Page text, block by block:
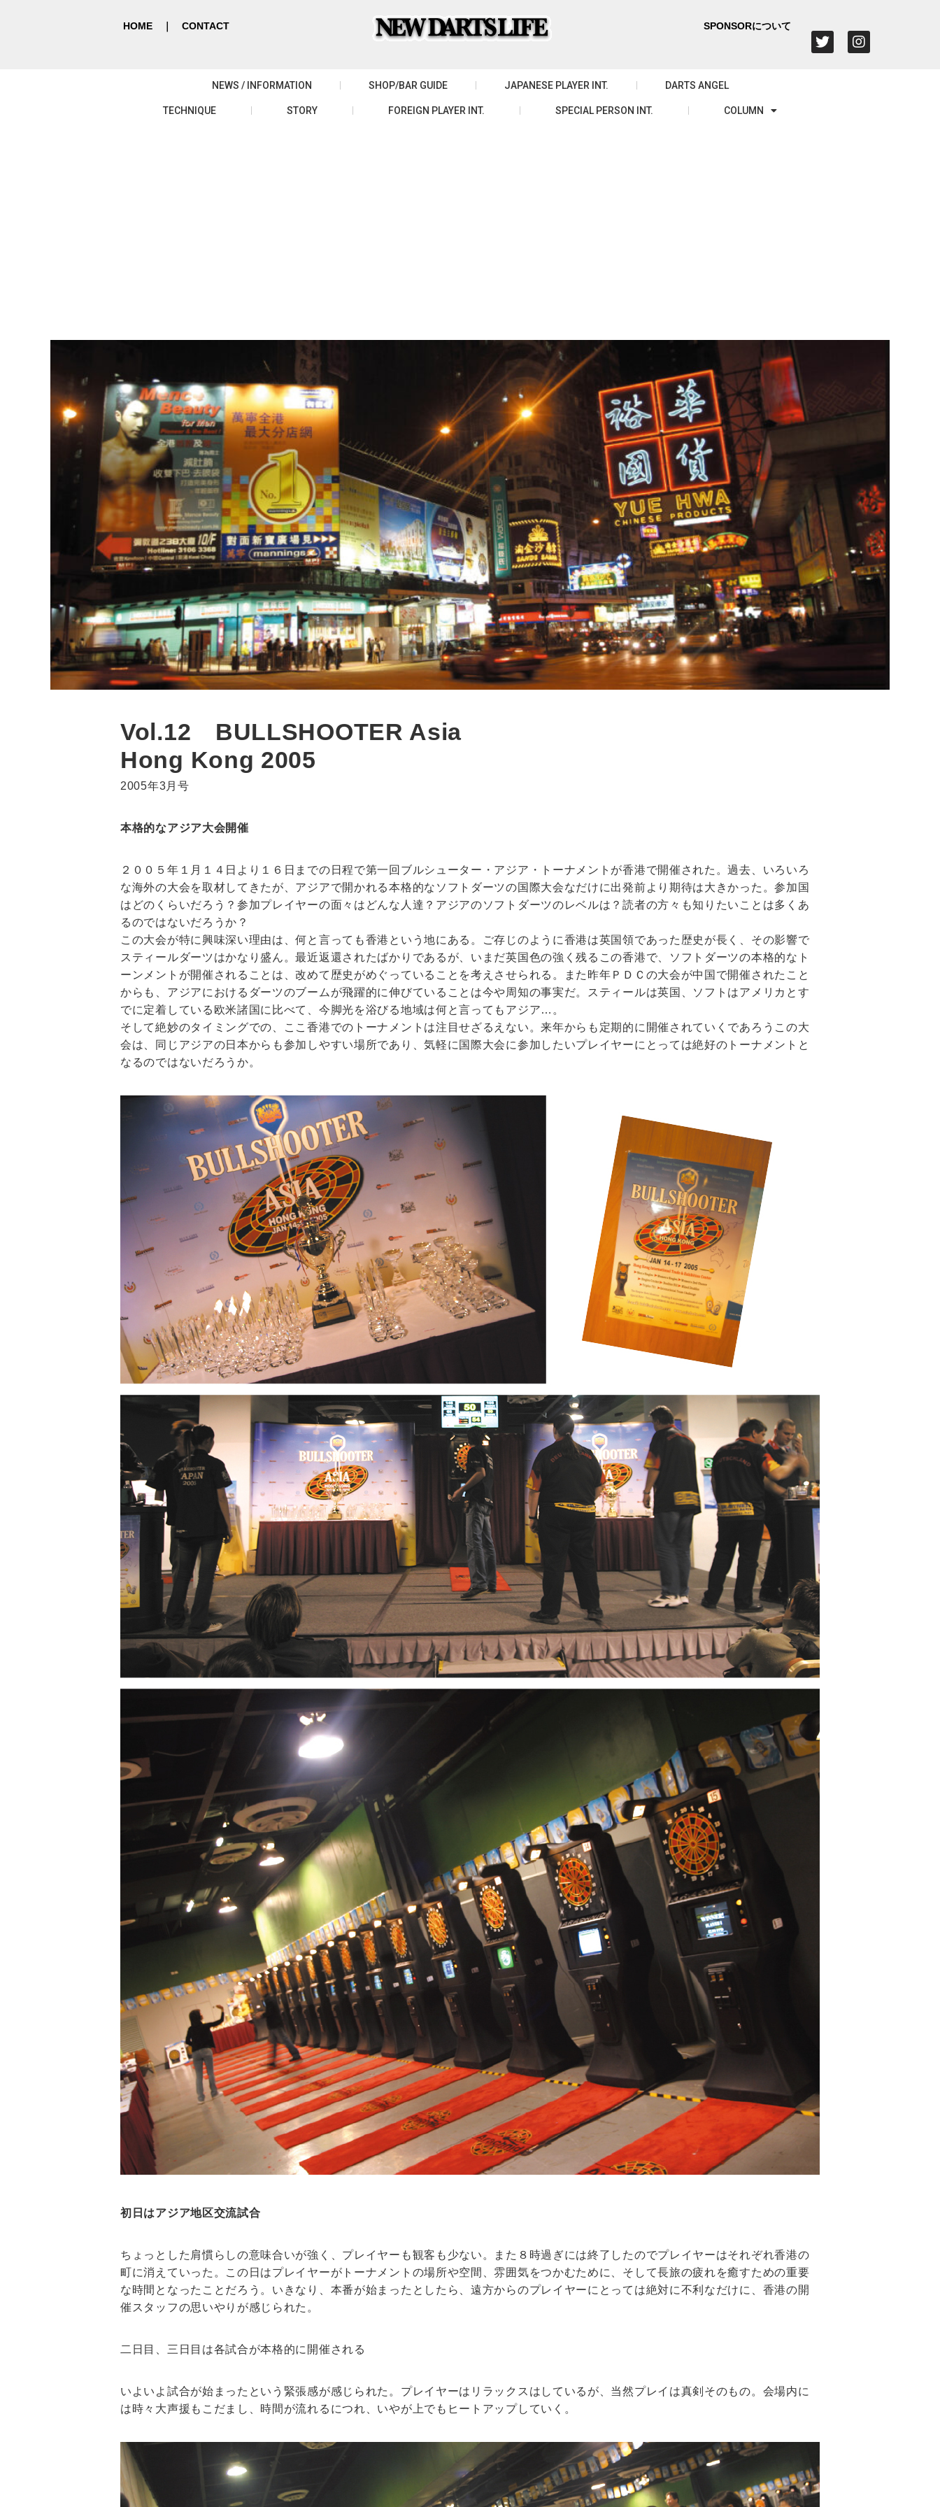
HOME CONTACT SPONSORについて
NEWS / INFORMATION SHOP/BAR GUIDE JAPANESE PLAYER INT. DARTS ANGEL
TECHNIQUE STORY FOREIGN PLAYER INT. SPECIAL PERSON INT. COLUMN
Vol.12 BULLSHOOTER Asia
Hong Kong 2005
2005年3月号
本格的なアジア大会開催
２００５年１月１４日より１６日までの日程で第一回ブルシューター・アジア・トーナメントが香港で開催された。過去、いろいろ
な海外の大会を取材してきたが、アジアで開かれる本格的なソフトダーツの国際大会なだけに出発前より期待は大きかった。参加国
はどのくらいだろう？参加プレイヤーの面々はどんな人達？アジアのソフトダーツのレベルは？読者の方々も知りたいことは多くあ
るのではないだろうか？
この大会が特に興味深い理由は、何と言っても香港という地にある。ご存じのように香港は英国領であった歴史が長く、その影響で
スティールダーツはかなり盛ん。最近返還されたばかりであるが、いまだ英国色の強く残るこの香港で、ソフトダーツの本格的なト
ーンメントが開催されることは、改めて歴史がめぐっていることを考えさせられる。また昨年ＰＤＣの大会が中国で開催されたこと
からも、アジアにおけるダーツのブームが飛躍的に伸びていることは今や周知の事実だ。スティールは英国、ソフトはアメリカとす
でに定着している欧米諸国に比べて、今脚光を浴びる地域は何と言ってもアジア…。
そして絶妙のタイミングでの、ここ香港でのトーナメントは注目せざるえない。来年からも定期的に開催されていくであろうこの大
会は、同じアジアの日本からも参加しやすい場所であり、気軽に国際大会に参加したいプレイヤーにとっては絶好のトーナメントと
なるのではないだろうか。
初日はアジア地区交流試合
ちょっとした肩慣らしの意味合いが強く、プレイヤーも観客も少ない。また８時過ぎには終了したのでプレイヤーはそれぞれ香港の
町に消えていった。この日はプレイヤーがトーナメントの場所や空間、雰囲気をつかむために、そして長旅の疲れを癒すための重要
な時間となったことだろう。いきなり、本番が始まったとしたら、遠方からのプレイヤーにとっては絶対に不利なだけに、香港の開
催スタッフの思いやりが感じられた。
二日目、三日目は各試合が本格的に開催される
いよいよ試合が始まったという緊張感が感じられた。プレイヤーはリラックスはしているが、当然プレイは真剣そのもの。会場内に
は時々大声援もこだまし、時間が流れるにつれ、いやが上でもヒートアップしていく。